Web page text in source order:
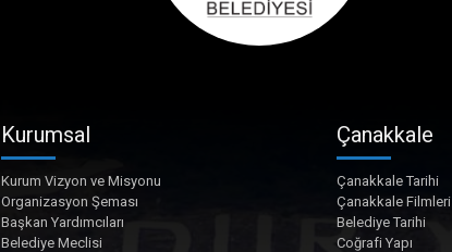
Kurumsal
Kurum Vizyon ve Misyonu
Organizasyon Şeması
Başkan Yardımcıları
Belediye Meclisi
Çanakkale
Çanakkale Tarihi
Çanakkale Filmleri
Belediye Tarihi
Coğrafi Yapı